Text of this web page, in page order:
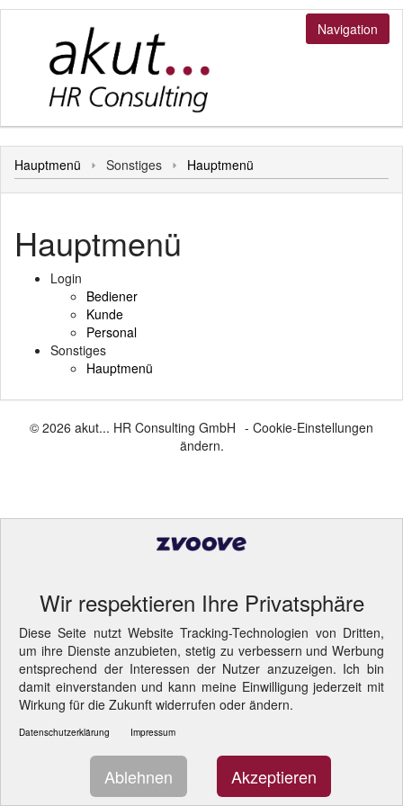
Navigation
Login
Bediener
Sonstiges
Hauptmenü Sonstiges Hauptmenü
Hauptmenü
Login
Bediener
Kunde
Personal
Sonstiges
Hauptmenü
© 2026 akut... HR Consulting GmbH - Cookie-Einstellungen
ändern.
Wir respektieren Ihre Privatsphäre
Diese Seite nutzt Website Tracking-Technologien von Dritten,
um ihre Dienste anzubieten, stetig zu verbessern und Werbung
entsprechend der Interessen der Nutzer anzuzeigen. Ich bin
damit einverstanden und kann meine Einwilligung jederzeit mit
Wirkung für die Zukunft widerrufen oder ändern.
Datenschutzerklärung Impressum
Ablehnen Akzeptieren